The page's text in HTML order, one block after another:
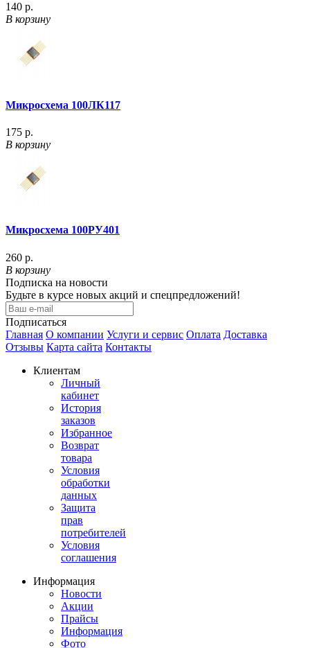
140 р.
В корзину
Микросхема 100ЛК117
175 р.
В корзину
Микросхема 100РУ401
260 р.
В корзину
Подписка на новости
Будьте в курсе новых акций и спецпредложений!
Подписаться
Главная О компании Услуги и сервис Оплата Доставка
Отзывы Карта сайта Контакты
Клиентам
Личный
кабинет
История
заказов
Избранное
Возврат
товара
Условия
обработки
данных
Защита
прав
потребителей
Условия
соглашения
Информация
Новости
Акции
Прайсы
Информация
Фото